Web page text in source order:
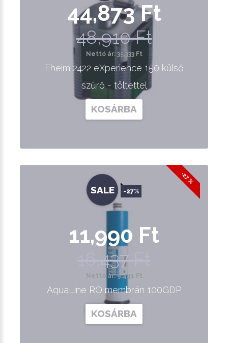
44,873 Ft
48,910 Ft
Nettó ár: 35,333 Ft
Eheim 2422 eXperience 150 külső
szűrő - töltettel
KOSÁRBA
-27 %
SALE -27%
11,990 Ft
16,437 Ft
Nettó ár: 9,441 Ft
AquaLine RO membrán 100GDP
KOSÁRBA